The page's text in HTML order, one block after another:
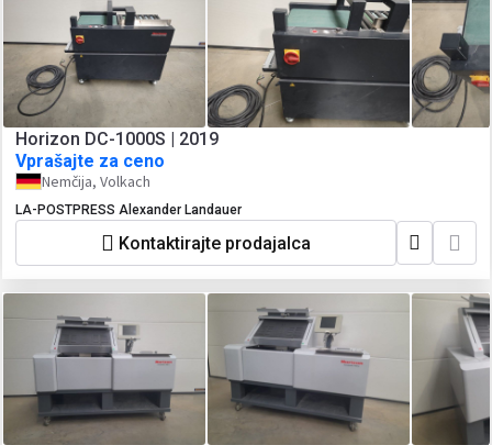
Horizon DC-1000S | 2019
Vprašajte za ceno
Nemčija, Volkach
LA-POSTPRESS Alexander Landauer
Kontaktirajte prodajalca